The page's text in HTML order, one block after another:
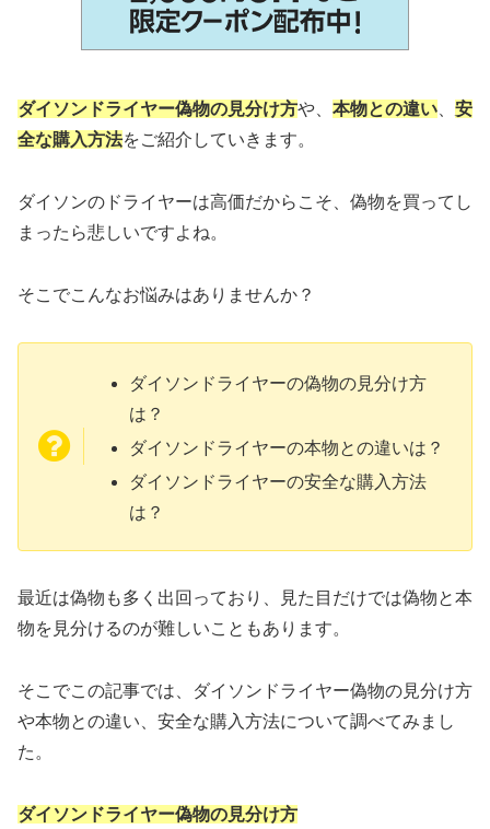
ダイソンドライヤー偽物の見分け方や、 本物との違い
安
全な購入方法をご紹介していきます。
ダイソンのドライヤーは高価だからこそ、偽物を買ってし
まったら悲しいですよね。
そこでこんなお悩みはありませんか？
ダイソンドライヤーの偽物の見分け方
は？
ダイソンドライヤーの本物との違いは？
ダイソンドライヤーの安全な購入方法
は？
最近は偽物も多く出回っており、見た目だけでは偽物と本
物を見分けるのが難しいこともあります。
そこでこの記事では、ダイソンドライヤー偽物の見分け方
や本物との違い、安全な購入方法について調べてみまし
た。
ダイソンドライヤー偽物の見分け方